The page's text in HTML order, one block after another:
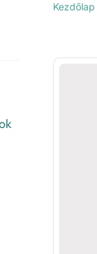
Kezdőlap